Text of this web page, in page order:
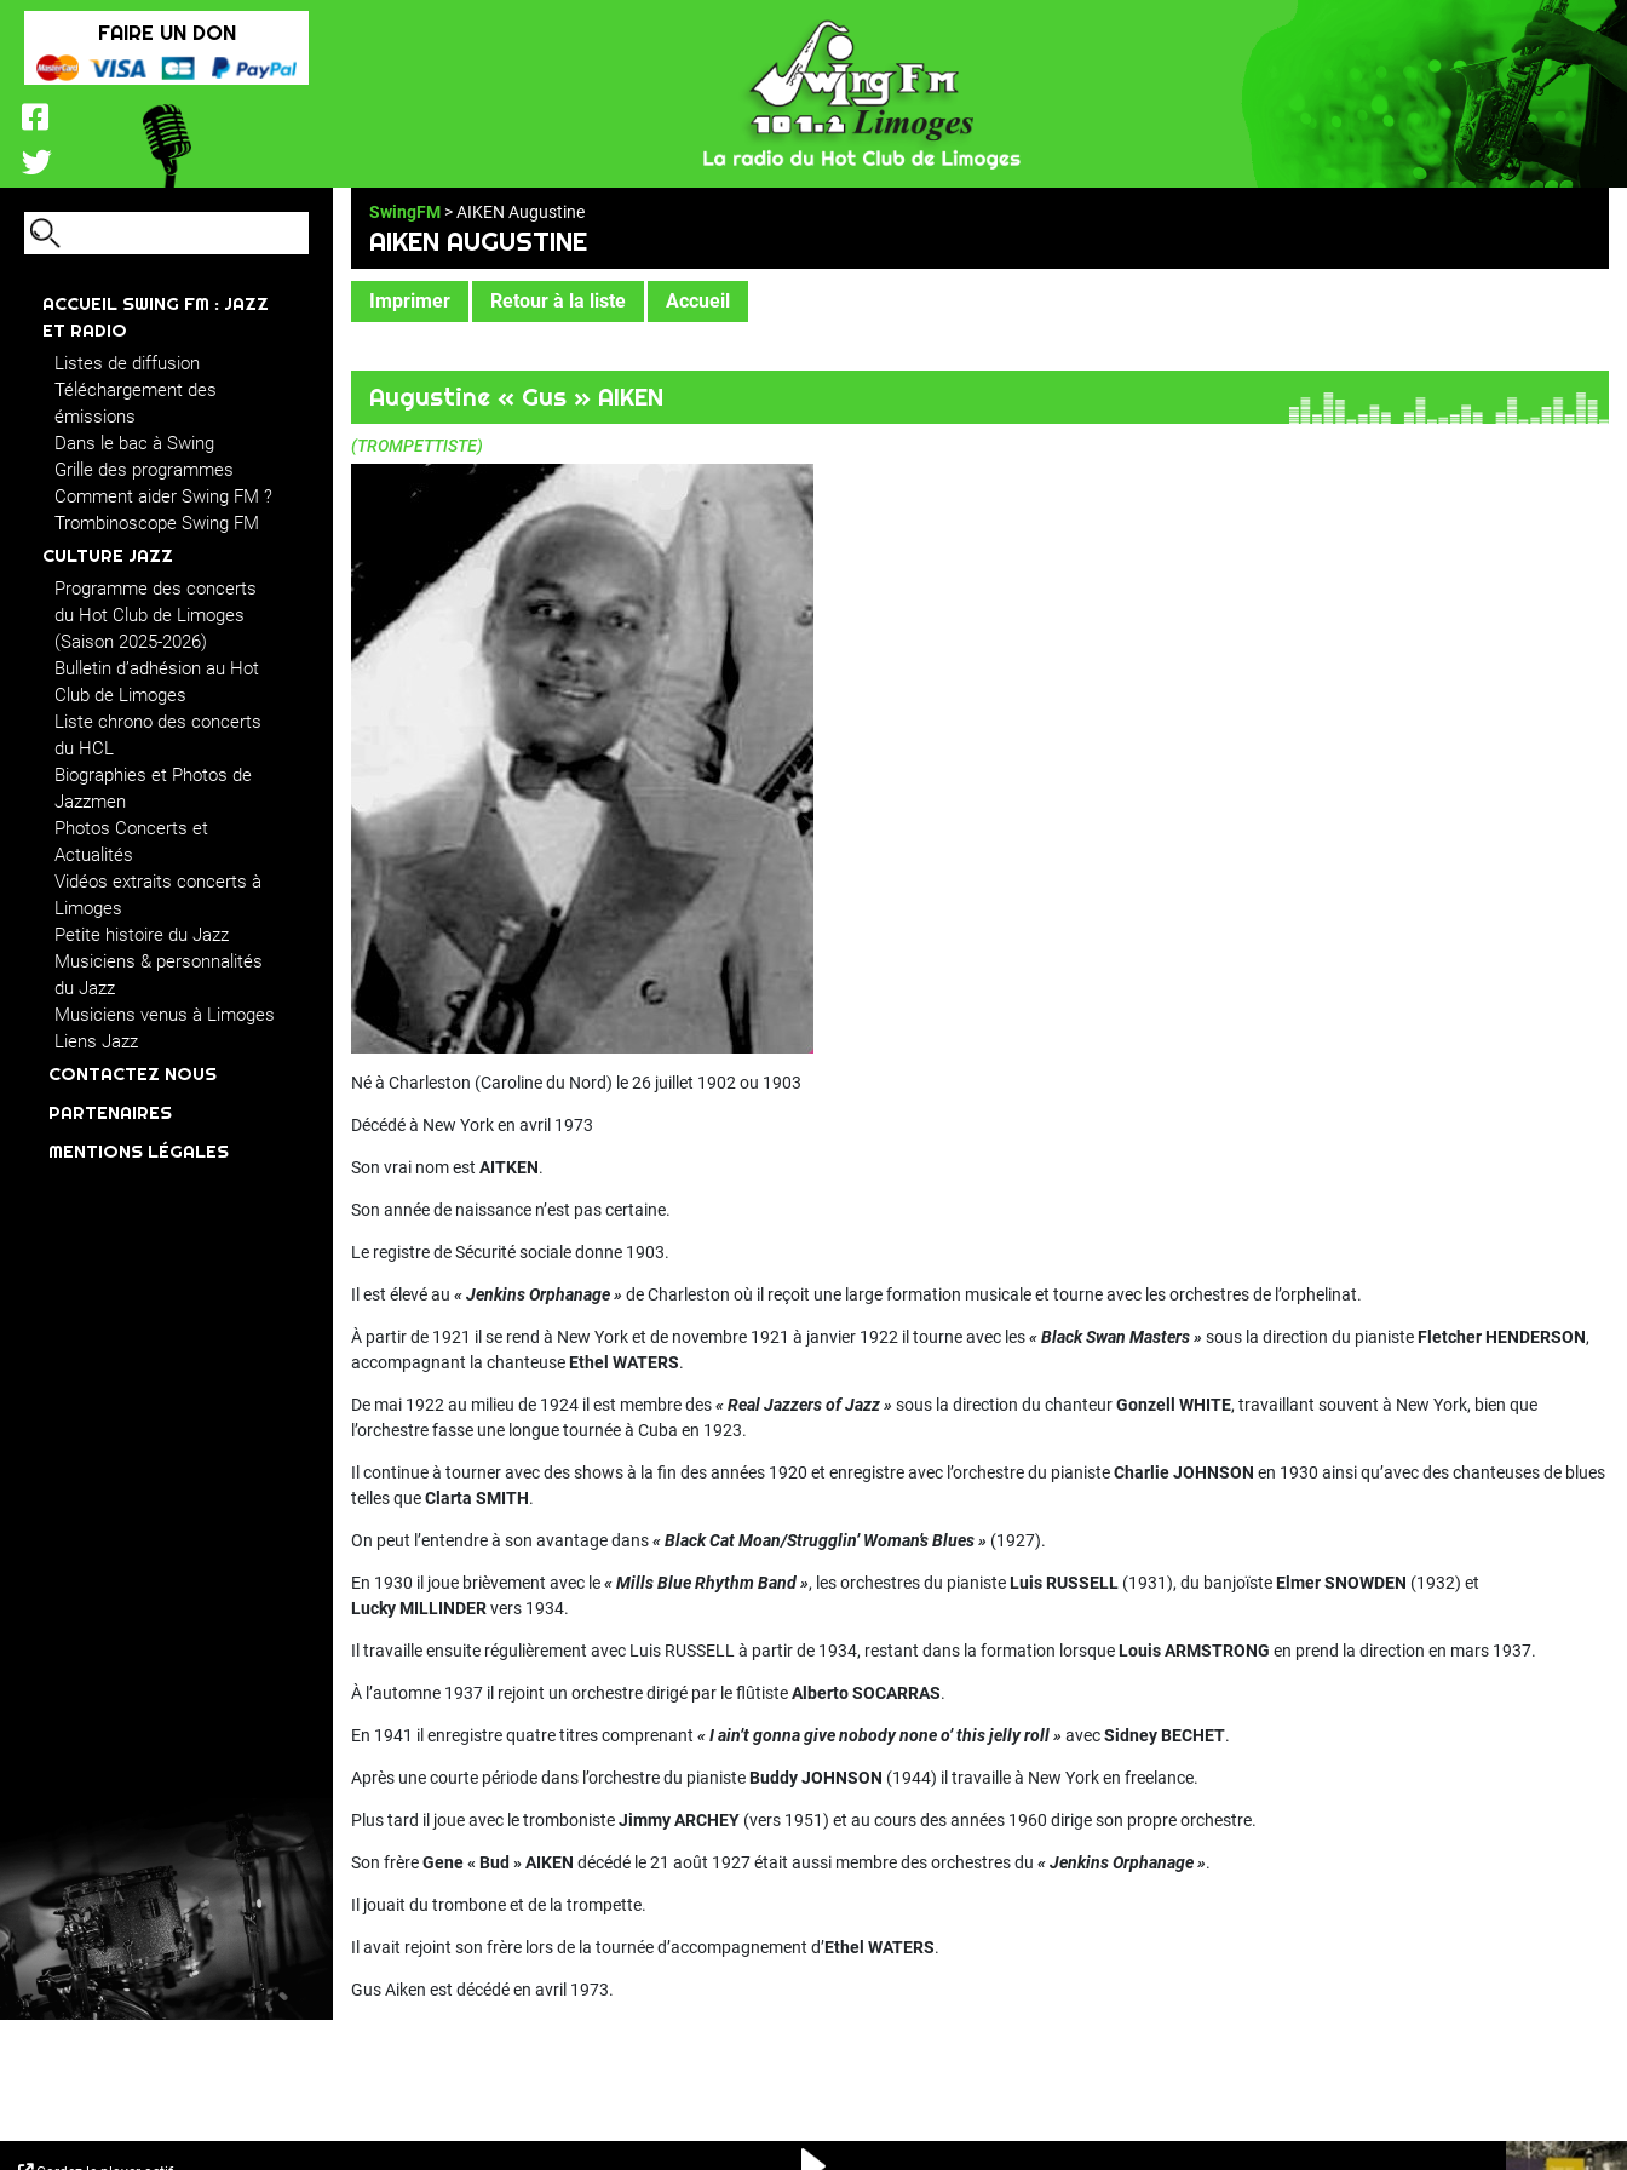
FAIRE UN DON
ACCUEIL SWING FM : JAZZ
ET RADIO
Listes de diffusion
Téléchargement des
émissions
Dans le bac à Swing
Grille des programmes
Comment aider Swing FM ?
Trombinoscope Swing FM
CULTURE JAZZ
Programme des concerts
du Hot Club de Limoges
(Saison 2025-2026)
Bulletin d’adhésion au Hot
Club de Limoges
Liste chrono des concerts
du HCL
Biographies et Photos de
Jazzmen
Photos Concerts et
Actualités
Vidéos extraits concerts à
Limoges
Petite histoire du Jazz
Musiciens & personnalités
du Jazz
Musiciens venus à Limoges
Liens Jazz
CONTACTEZ NOUS
PARTENAIRES
MENTIONS LÉGALES
SwingFM > AIKEN Augustine
AIKEN AUGUSTINE
Imprimer Retour à la liste Accueil
Augustine « Gus » AIKEN
(TROMPETTISTE)
Né à Charleston (Caroline du Nord) le 26 juillet 1902 ou 1903
Décédé à New York en avril 1973
Son vrai nom est AITKEN.
Son année de naissance n’est pas certaine.
Le registre de Sécurité sociale donne 1903.
Il est élevé au « Jenkins Orphanage » de Charleston où il reçoit une large formation musicale et tourne avec les orchestres de l’orphelinat.
À partir de 1921 il se rend à New York et de novembre 1921 à janvier 1922 il tourne avec les« Black Swan Masters » sous la direction du pianisteFletcher HENDERSON,
accompagnant la chanteuseEthel WATERS.
De mai 1922 au milieu de 1924 il est membre des« Real Jazzers of Jazz » sous la direction du chanteurGonzell WHITE, travaillant souvent à New York, bien que
l’orchestre fasse une longue tournée à Cuba en 1923.
Il continue à tourner avec des shows à la fin des années 1920 et enregistre avec l’orchestre du pianisteCharlie JOHNSON en 1930 ainsi qu’avec des chanteuses de blues
telles queClarta SMITH.
On peut l’entendre à son avantage dans« Black Cat Moan/Strugglin’ Woman’s Blues » (1927).
En 1930 il joue brièvement avec le« Mills Blue Rhythm Band », les orchestres du pianisteLuis RUSSELL (1931), du banjoïsteElmer SNOWDEN (1932) et
Lucky MILLINDERvers 1934.
Il travaille ensuite régulièrement avec Luis RUSSELL à partir de 1934, restant dans la formation lorsqueLouis ARMSTRONG en prend la direction en mars 1937.
À l’automne 1937 il rejoint un orchestre dirigé par le flûtisteAlberto SOCARRAS.
En 1941 il enregistre quatre titres comprenant « I ain’t gonna give nobody none o’ this jelly roll » avecSidney BECHET.
Après une courte période dans l’orchestre du pianisteBuddy JOHNSON (1944) il travaille à New York en freelance.
Plus tard il joue avec le trombonisteJimmy ARCHEY (vers 1951) et au cours des années 1960 dirige son propre orchestre.
Son frèreGene « Bud » AIKEN décédé le 21 août 1927 était aussi membre des orchestres du « Jenkins Orphanage ».
Il jouait du trombone et de la trompette.
Il avait rejoint son frère lors de la tournée d’accompagnement d’Ethel WATERS.
Gus Aiken est décédé en avril 1973.